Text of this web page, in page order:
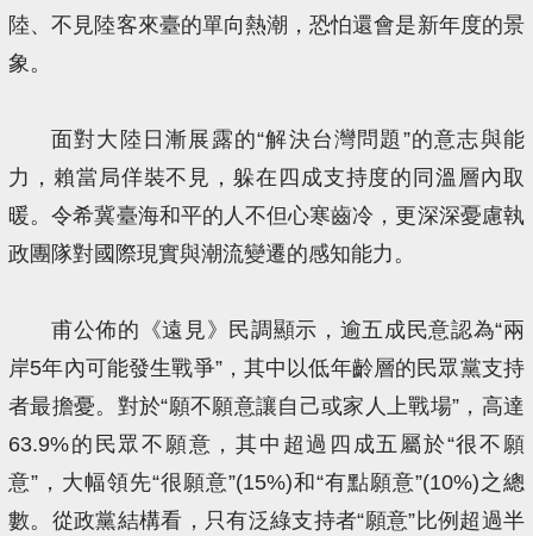
陸、不見陸客來臺的單向熱潮，恐怕還會是新年度的景
象。
面對大陸日漸展露的“解決台灣問題”的意志與能
力，賴當局佯裝不見，躲在四成支持度的同溫層內取
暖。令希冀臺海和平的人不但心寒齒冷，更深深憂慮執
政團隊對國際現實與潮流變遷的感知能力。
甫公佈的《遠見》民調顯示，逾五成民意認為“兩
岸5年內可能發生戰爭”，其中以低年齡層的民眾黨支持
者最擔憂。對於“願不願意讓自己或家人上戰場”，高達
63.9%的民眾不願意，其中超過四成五屬於“很不願
意”，大幅領先“很願意”(15%)和“有點願意”(10%)之總
數。從政黨結構看，只有泛綠支持者“願意”比例超過半